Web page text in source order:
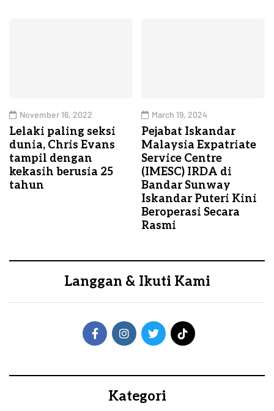
November 16, 2022
Lelaki paling seksi
dunia, Chris Evans
tampil dengan
kekasih berusia 25
tahun
March 19, 2024
Pejabat Iskandar
Malaysia Expatriate
Service Centre
(IMESC) IRDA di
Bandar Sunway
Iskandar Puteri Kini
Beroperasi Secara
Rasmi
Langgan & Ikuti Kami
Kategori